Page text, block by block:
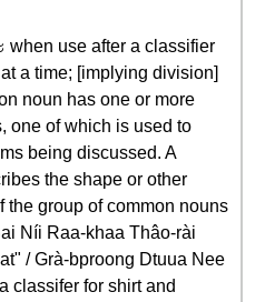
use after a classifier
a time; [implying division]
noun has one or more
one of which is used to
being discussed. A
the shape or other
the group of common nouns
Níi Raa-khaa Thâo-rài
/ Grà-bproong Dtuua Nee
classifer for shirt and